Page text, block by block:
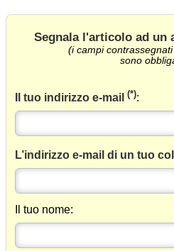
Segnala l'articolo ad un
(i campi
sono
Il tuo indirizzo e-mail(*):
L’indirizzo e-mail di un tuo
Il tuo nome: